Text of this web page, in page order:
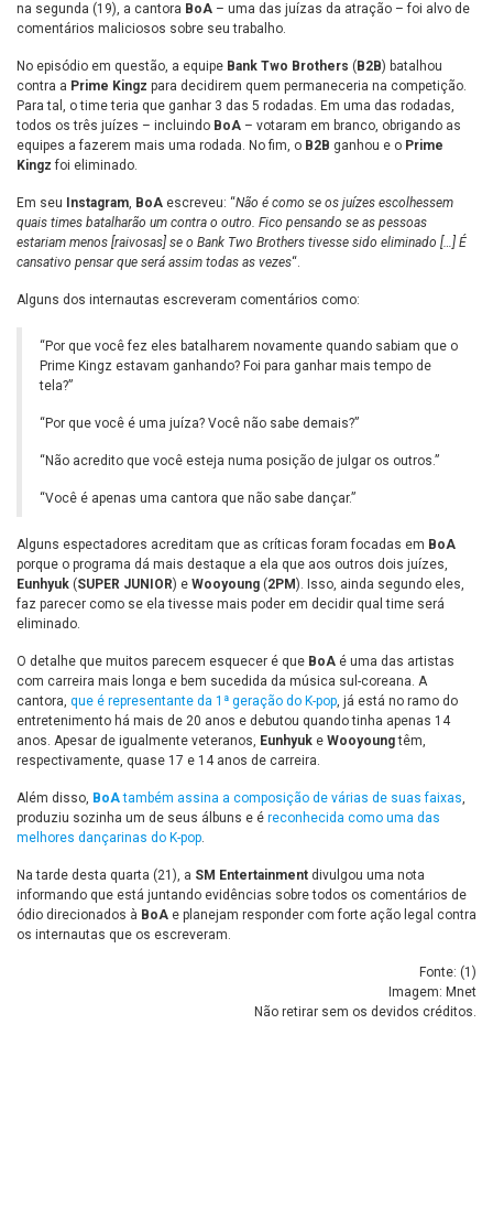
na segunda (19), a cantora BoA – uma das juízas da atração – foi alvo de
comentários maliciosos sobre seu trabalho.
No episódio em questão, a equipe Bank Two Brothers ( B2B) batalhou
contra a Prime Kingz para decidirem quem permaneceria na competição.
Para tal, o time teria que ganhar 3 das 5 rodadas. Em uma das rodadas,
todos os três juízes – incluindo BoA – votaram em branco, obrigando as
equipes a fazerem mais uma rodada. No fim, o B2B ganhou e o Prime
Kingz foi eliminado.
Em seu Instagram, BoA escreveu: “Não é como se os juízes escolhessem
quais times batalharão um contra o outro. Fico pensando se as pessoas
estariam menos [raivosas] se o Bank Two Brothers tivesse sido eliminado […] É
cansativo pensar que será assim todas as vezes“.
Alguns dos internautas escreveram comentários como:
“Por que você fez eles batalharem novamente quando sabiam que o
Prime Kingz estavam ganhando? Foi para ganhar mais tempo de
tela?”
“Por que você é uma juíza? Você não sabe demais?”
“Não acredito que você esteja numa posição de julgar os outros.”
“Você é apenas uma cantora que não sabe dançar.”
Alguns espectadores acreditam que as críticas foram focadas em BoA
porque o programa dá mais destaque a ela que aos outros dois juízes,
Eunhyuk (SUPER JUNIOR) e Wooyoung (2PM). Isso, ainda segundo eles,
faz parecer como se ela tivesse mais poder em decidir qual time será
eliminado.
O detalhe que muitos parecem esquecer é que BoA é uma das artistas
com carreira mais longa e bem sucedida da música sul-coreana. A
cantora, que é representante da 1ª geração do K-pop, já está no ramo do
entretenimento há mais de 20 anos e debutou quando tinha apenas 14
anos. Apesar de igualmente veteranos, Eunhyuk e Wooyoungtêm,
respectivamente, quase 17 e 14 anos de carreira.
Além disso, BoAtambém assina a composição de várias de suas faixas,
produziu sozinha um de seus álbuns e é reconhecida como uma das
melhores dançarinas do K-pop.
Na tarde desta quarta (21), a SM Entertainment divulgou uma nota
informando que está juntando evidências sobre todos os comentários de
ódio direcionados à BoA e planejam responder com forte ação legal contra
os internautas que os escreveram.
Fonte: (1 )
Imagem: Mnet
Não retirar sem os devidos créditos.